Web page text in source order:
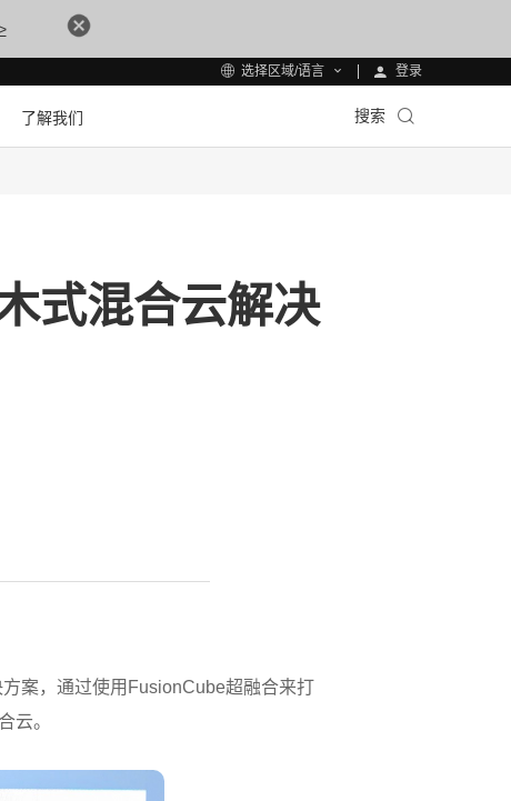
选择区域/语言 登录
了解我们 搜索
式混合云解决
案，通过使用FusionCube超融合来打
云。